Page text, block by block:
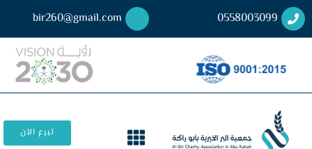
0558003099
bir260@gmail.com
تبرع الآن